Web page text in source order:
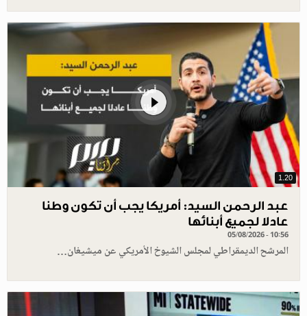
1.20
عبد الرحمن السيد: أمريكا يجب أن تكون وطنا
عادلا لجميع أبنائها
05/08/2026 - 10:56
المرشح الديمقراطي لمجلس الشيوخ الأمريكي عن ميشيغان…